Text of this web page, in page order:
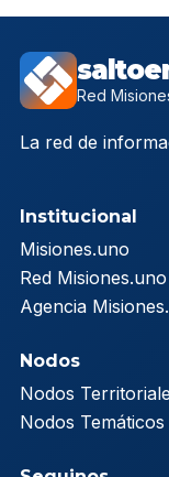
Red
La red de
Institucional
Misiones.uno
Red Misiones.uno
Agencia
Nodos
Nodos
Nodos Temáticos